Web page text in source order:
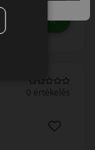
0 értékelés